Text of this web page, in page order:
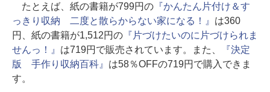
たとえば、紙の書籍が799円の『かんたん片付け＆す
っきり収納 二度と散らからない家になる！』 は360
円、紙の書籍が1,512円の『片づけたいのに片づけられま
せんっ！』 は719円で販売されています。また、
『決定
版 手作り収納百科』 は58％OFFの719円で購入できま
す。